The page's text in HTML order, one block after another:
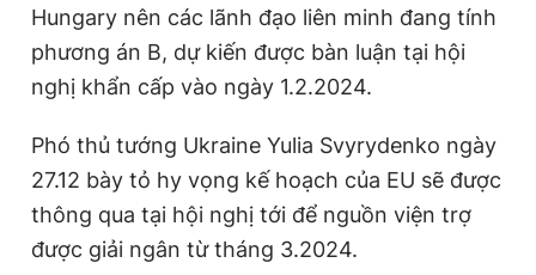
Hungary nên các lãnh đạo liên minh đang tính
phương án B, dự kiến được bàn luận tại hội
nghị khẩn cấp vào ngày 1.2.2024.
Phó thủ tướng Ukraine Yulia Svyrydenko ngày
27.12 bày tỏ hy vọng kế hoạch của EU sẽ được
thông qua tại hội nghị tới để nguồn viện trợ
được giải ngân từ tháng 3.2024.